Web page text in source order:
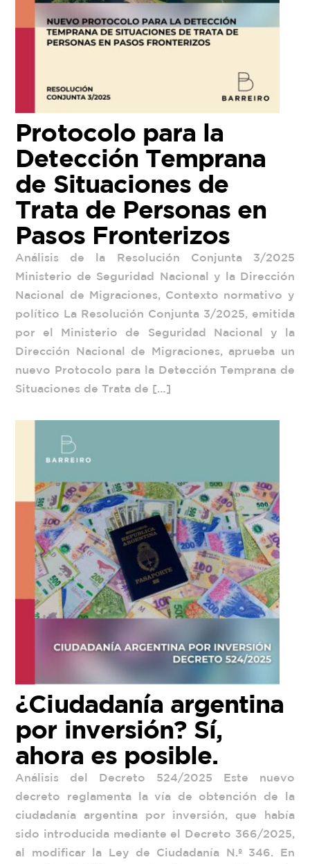
Protocolo para la
Detección Temprana
de Situaciones de
Trata de Personas en
Pasos Fronterizos
Análisis de la Resolución Conjunta 3/2025
Ministerio de Seguridad Nacional y la Dirección
Nacional de Migraciones, Contexto normativo y
político La Resolución Conjunta 3/2025, emitida
por el Ministerio de Seguridad Nacional y la
Dirección Nacional de Migraciones, aprueba un
nuevo Protocolo para la Detección Temprana de
Situaciones de Trata de […]
¿Ciudadanía argentina
por inversión? Sí,
ahora es posible.
Análisis del Decreto 524/2025 Este nuevo
decreto reglamenta la vía de obtención de la
ciudadanía argentina por inversión, que había
sido introducida mediante el Decreto 366/2025,
al modificar la Ley de Ciudadanía N.º 346. En